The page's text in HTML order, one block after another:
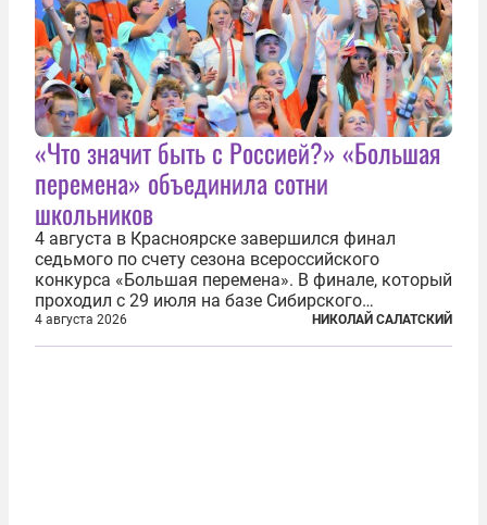
«Что значит быть с Россией?» «Большая
перемена» объединила сотни
школьников
4 августа в Красноярске завершился финал
седьмого по счету сезона всероссийского
конкурса «Большая перемена». В финале, который
проходил с 29 июля на базе Сибирского
федерального университета, собрались более 800
молодых участников — школьников 5–7-х классов
4 августа 2026 НИКОЛАЙ САЛАТСКИЙ